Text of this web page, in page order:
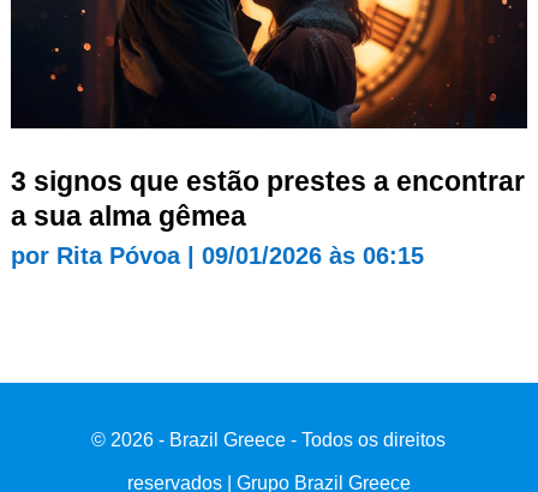
3 signos que estão prestes a encontrar
a sua alma gêmea
por Rita Póvoa| 09/01/2026 às 06:15
© 2026 - Brazil Greece - Todos os direitos
reservados | Grupo Brazil Greece